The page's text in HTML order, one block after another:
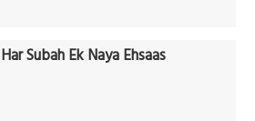
Har Subah Ek Naya Ehsaas